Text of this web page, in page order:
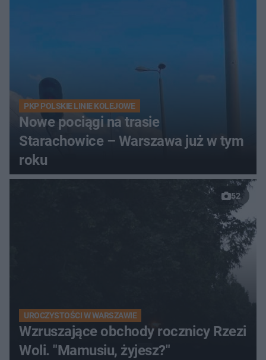
PKP POLSKIE LINIE KOLEJOWE
Nowe pociągi na trasie
Starachowice – Warszawa już w tym
roku
52
UROCZYSTOŚCI W WARSZAWIE
Wzruszające obchody rocznicy Rzezi
Woli. "Mamusiu, żyjesz?"